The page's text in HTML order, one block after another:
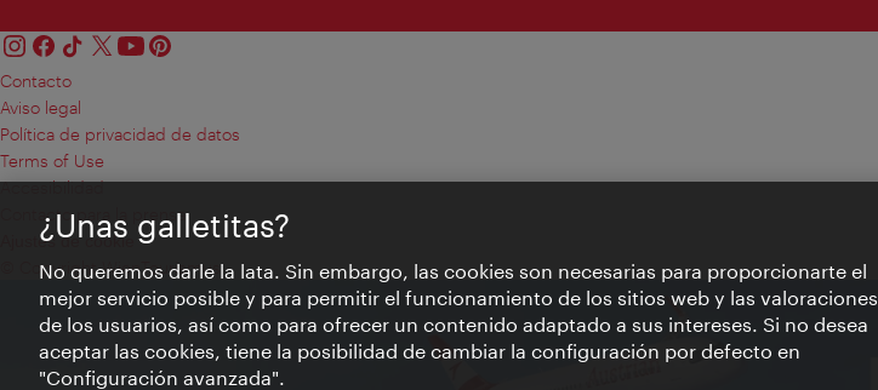
Contacto
Aviso legal
Política de privacidad de datos
Terms of Use
Accesibilidad
Contacto para la prensa
Ajustes de cookie
© Copyright WienTourismus
¿Unas galletitas?
No queremos darle la lata. Sin embargo, las cookies son necesarias para proporcionarte el
mejor servicio posible y para permitir el funcionamiento de los sitios web y las valoraciones
de los usuarios, así como para ofrecer un contenido adaptado a sus intereses. Si no desea
aceptar las cookies, tiene la posibilidad de cambiar la configuración por defecto en
"Configuración avanzada".